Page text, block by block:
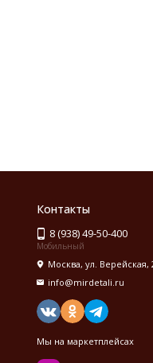
Контакты
8 (938) 49-50-400
Мобильный
Москва, ул. Верейская,
info@mirdetali.ru
Мы на маркетплейсах